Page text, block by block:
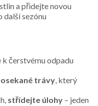
a přidejte novou
další sezónu
čerstvému odpadu
trávy, který
střídejte úlohy – jeden